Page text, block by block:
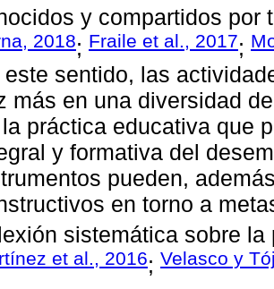
y compartidos por
2018; Fraile et al., 2017;
este sentido, las
más en una diversidad
práctica educativa que
y formativa del
pueden,
en torno a
sistemática sobre la
et al., 2016; Velasco y